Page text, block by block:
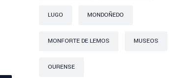
LUGO MONDOÑEDO
MONFORTE DE LEMOS MUSEOS
OURENSE